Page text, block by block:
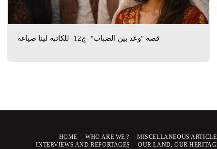
قصة "وعد بين الضباب" -ج12- للكاتبة لينا صياغة
HOME WHO ARE WE ?
MISCELLANEOUS
INTERVIEWS AND REPORTAGES
OUR LAND, OUR